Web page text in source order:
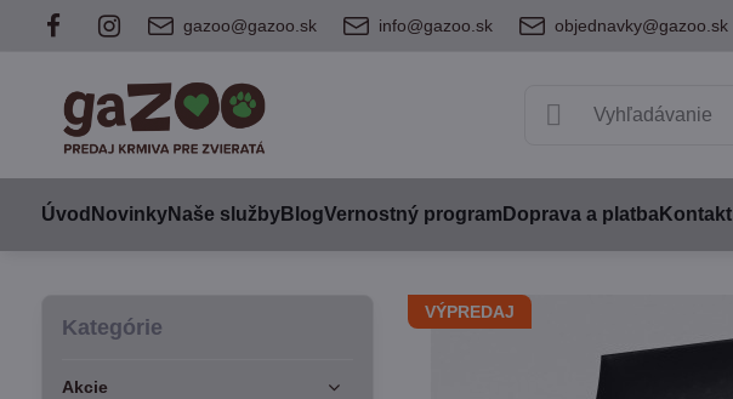
gazoo@gazoo.sk info@gazoo.sk objednavky@gazoo.sk
Úvod NovinkyNaše službyBlogVernostný program Doprava a platbaKontakt
VÝPREDAJ
Kategórie
Akcie